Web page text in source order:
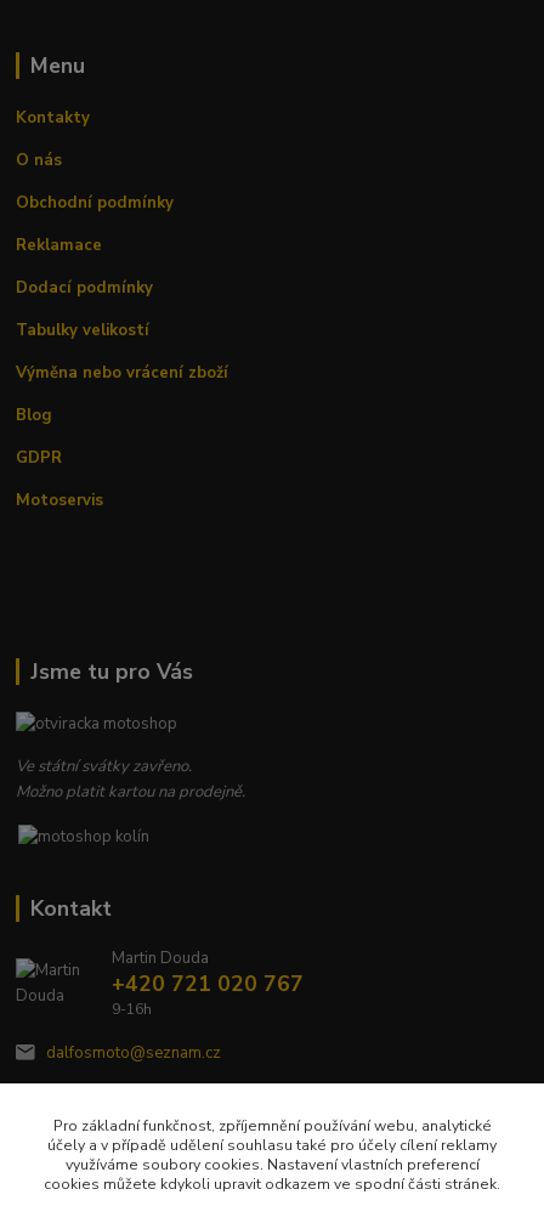
Menu
Kontakty
O nás
Obchodní podmínky
Reklamace
Dodací podmínky
Tabulky velikostí
Výměna nebo vrácení zboží
Blog
GDPR
Motoservis
Jsme tu pro Vás
Ve státní svátky zavřeno.
Možno platit kartou na prodejně.
Kontakt
Martin Douda
+420 721 020 767
9-16h
dalfosmoto@seznam.cz
Pro základní funkčnost, zpříjemnění používání webu, analytické
účely a v případě udělení souhlasu také pro účely cílení reklamy
využíváme soubory cookies. Nastavení vlastních preferencí
cookies můžete kdykoli upravit odkazem ve spodní části stránek.